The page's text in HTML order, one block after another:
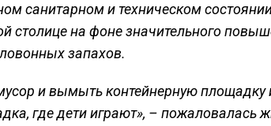
санитарном и техническом
столице на фоне значительного
запахов.
и вымыть контейнерную площадку
где дети играют», – пожаловалась